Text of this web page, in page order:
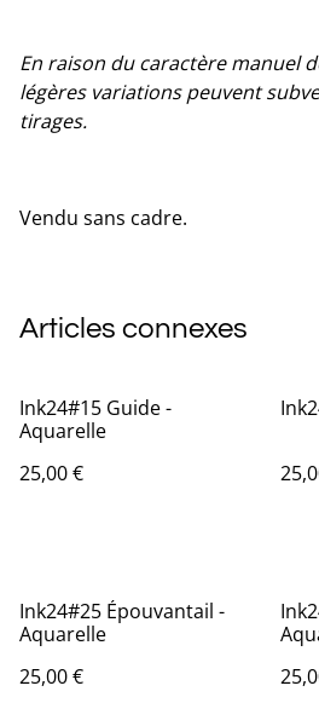
En raison du caractère manuel
légères variations peuvent
tirages.
Vendu sans cadre.
Articles connexes
Ink24#15 Guide -
Aquarelle
25,00 €
Ink24#25 Épouvantail -
Aquarelle
25,00 €